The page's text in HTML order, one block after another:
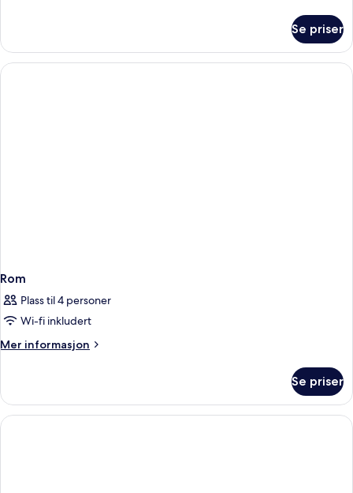
Se priser
Rom
Plass til 4 personer
Wi-fi inkludert
Mer informasjon
Mer
Se priser